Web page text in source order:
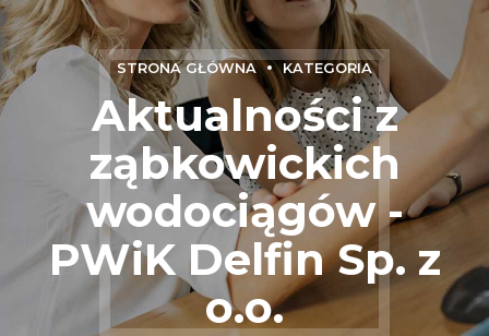
STRONA GŁÓWNA KATEGORIA
Aktualności z
ząbkowickich
wodociągów -
PWiK Delfin Sp. z
o.o.